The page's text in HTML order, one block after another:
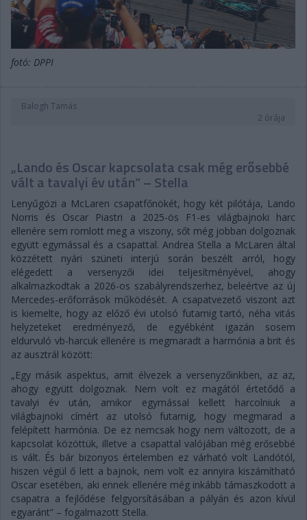
fotó: DPPI
Balogh Tamás
2 órája
„Lando és Oscar kapcsolata csak még erősebbé
vált a tavalyi év után” – Stella
Lenyűgözi a McLaren csapatfőnökét, hogy két pilótája, Lando
Norris és Oscar Piastri a 2025-ös F1-es világbajnoki harc
ellenére sem romlott meg a viszony, sőt még jobban dolgoznak
együtt egymással és a csapattal. Andrea Stella a McLaren által
közzétett nyári szüneti interjú során beszélt arról, hogy
elégedett a versenyzői idei teljesítményével, ahogy
alkalmazkodtak a 2026-os szabályrendszerhez, beleértve az új
Mercedes-erőforrások működését. A csapatvezető viszont azt
is kiemelte, hogy az előző évi utolsó futamig tartó, néha vitás
helyzeteket eredményező, de egyébként igazán sosem
eldurvuló vb-harcuk ellenére is megmaradt a harmónia a brit és
az ausztrál között:
„Egy másik aspektus, amit élvezek a versenyzőinkben, az az,
ahogy együtt dolgoznak. Nem volt ez magától értetődő a
tavalyi év után, amikor egymással kellett harcolniuk a
világbajnoki címért az utolsó futamig, hogy megmarad a
felépített harmónia. De ez nemcsak hogy nem változott, de a
kapcsolat közöttük, illetve a csapattal valójában még erősebbé
is vált. És bár bizonyos értelemben ez várható volt Landótól,
hiszen végül ő lett a bajnok, nem volt ez annyira kiszámítható
Oscar esetében, aki ennek ellenére még inkább támaszkodott a
csapatra a fejlődése felgyorsításában a pályán és azon kívül
egyaránt” – fogalmazott Stella.